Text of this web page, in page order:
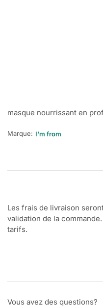
masque nourrissant en
Marque: I'm from
Les frais de livraison
validation de la
tarifs.
Vous avez des questions?